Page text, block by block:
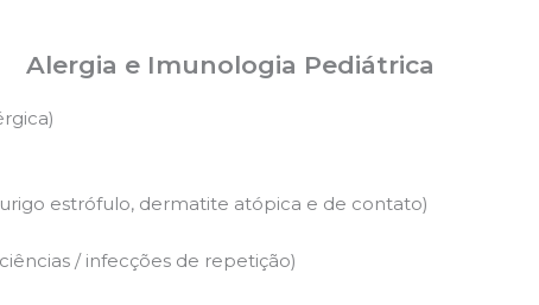
Alergia e Imunologia Pediátrica
estrófulo, dermatite atópica e de contato)
/ infecções de repetição)